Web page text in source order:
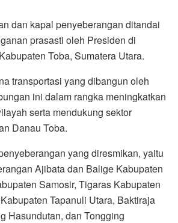
dan kapal penyeberangan ditandai
prasasti oleh Presiden di
Toba, Sumatera Utara.
transportasi yang dibangun oleh
ini dalam rangka meningkatkan
serta mendukung sektor
Danau Toba.
yang diresmikan, yaitu
Ajibata dan Balige Kabupaten
Samosir, Tigaras Kabupaten
Tapanuli Utara, Baktiraja
Hasundutan, dan Tongging